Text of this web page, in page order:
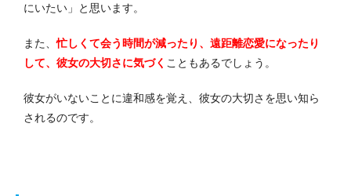
にいたい」と思います。
また、忙しくて会う時間が減ったり、遠距離恋愛になったり
して、彼女の大切さに気づく こともあるでしょう。
彼女がいないことに違和感を覚え、彼女の大切さを思い知ら
されるのです。